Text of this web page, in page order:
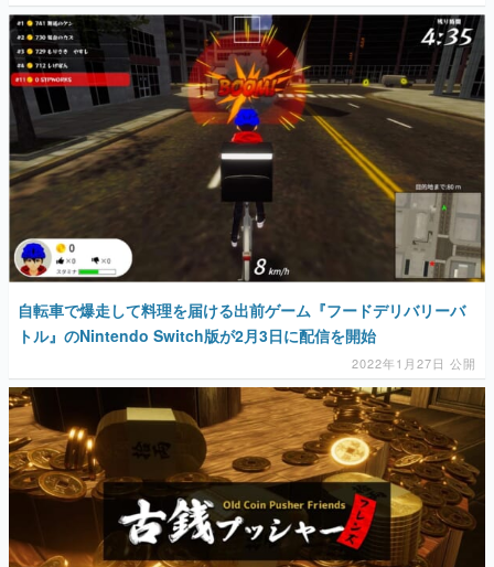
自転車で爆走して料理を届ける出前ゲーム『フードデリバリーバ
トル』のNintendo Switch版が​​2月3日に配信を開始
2022年1月27日 公開